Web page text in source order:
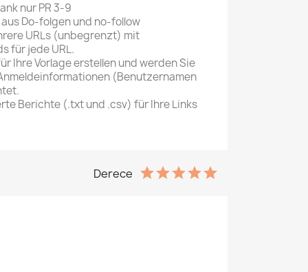
nur PR 3-9
Do-folgen und no-follow
URLs (unbegrenzt) mit
für jede URL.
Ihre Vorlage erstellen und werden Sie
(Benutzernamen
Berichte (.txt und .csv) für Ihre Links
Derece